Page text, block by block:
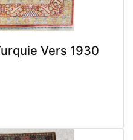
Vers 1930